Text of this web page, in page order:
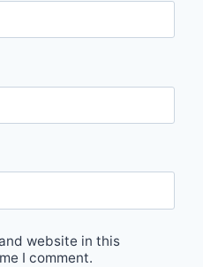
website in this
I comment.